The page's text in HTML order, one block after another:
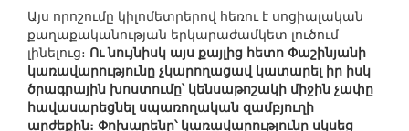
Այս որոշումը կիլոմետրերով հեռու է սոցիալական
քաղաքականության երկարաժամկետ լուծում
լինելուց։ Ու նույնիսկ այս քայլից հետո Փաշինյանի
կառավարությունը չկարողացավ կատարել իր իսկ
ծրագրային խոստումը՝ կենսաթոշակի միջին չափը
հավասարեցնել սպառողական զամբյուղի
արժեքին։ Փոխարենը՝ կառավարությունը սկսեց